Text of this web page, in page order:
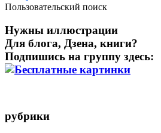
Пользовательский поиск
Нужны иллюстрации
Для блога, Дзена, книги?
Подпишись на группу здесь:
рубрики